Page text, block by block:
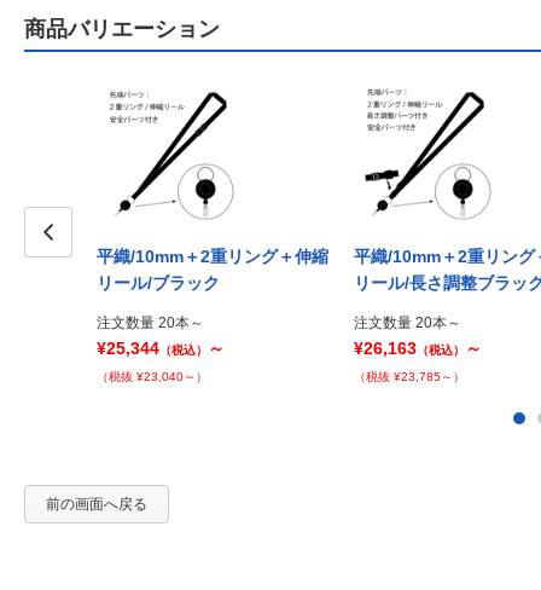
商品バリエーション
平織/10mm＋2重リング＋伸縮
リール/ブラック
注文数量 20本～
¥25,344 （税込） ～
（税抜 ¥23,040～）
平織/10mm＋2重リング
リール/長さ調整ブラッ
注文数量 20本～
¥26,163 （税込） ～
（税抜 ¥23,785～）
前の画面へ戻る